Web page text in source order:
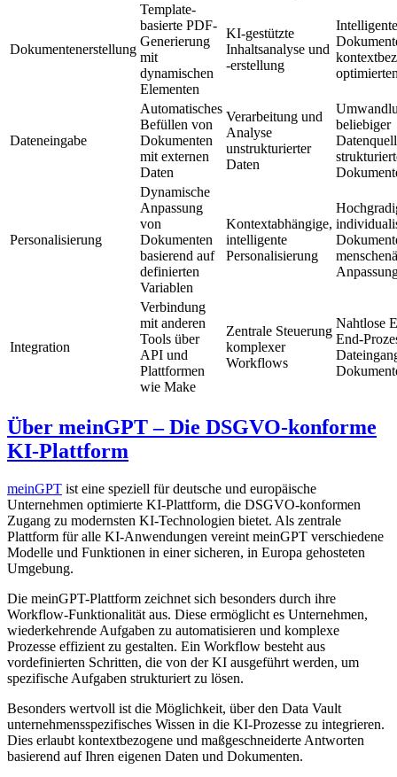
Dokumentenerstellung
Template-
basierte PDF-
Generierung
mit
dynamischen
Elementen
KI-gestützte
Inhaltsanalyse und
-erstellung
Intelligente
Dateneingabe
Automatisches
Befüllen von
Dokumenten
mit externen
Daten
Verarbeitung und
Analyse
unstrukturierter
Daten
beliebiger
Personalisierung
Dynamische
Anpassung
von
Dokumenten
basierend auf
definierten
Variablen
Kontextabhängige,
intelligente
Personalisierung
Integration
Verbindung
mit anderen
Tools über
API und
Plattformen
wie Make
Zentrale Steuerung
komplexer
Workflows
Nahtlose
End-
Über meinGPT – Die DSGVO-konforme
KI-Plattform
meinGPT ist eine speziell für deutsche und europäische
Unternehmen optimierte KI-Plattform, die DSGVO-konformen
Zugang zu modernsten KI-Technologien bietet. Als zentrale
Plattform für alle KI-Anwendungen vereint meinGPT verschiedene
Modelle und Funktionen in einer sicheren, in Europa gehosteten
Umgebung.
Die meinGPT-Plattform zeichnet sich besonders durch ihre
Workflow-Funktionalität aus. Diese ermöglicht es Unternehmen,
wiederkehrende Aufgaben zu automatisieren und komplexe
Prozesse effizient zu gestalten. Ein Workflow besteht aus
vordefinierten Schritten, die von der KI ausgeführt werden, um
spezifische Aufgaben strukturiert zu lösen.
Besonders wertvoll ist die Möglichkeit, über den Data Vault
unternehmensspezifisches Wissen in die KI-Prozesse zu integrieren.
Dies erlaubt kontextbezogene und maßgeschneiderte Antworten
basierend auf Ihren eigenen Daten und Dokumenten.